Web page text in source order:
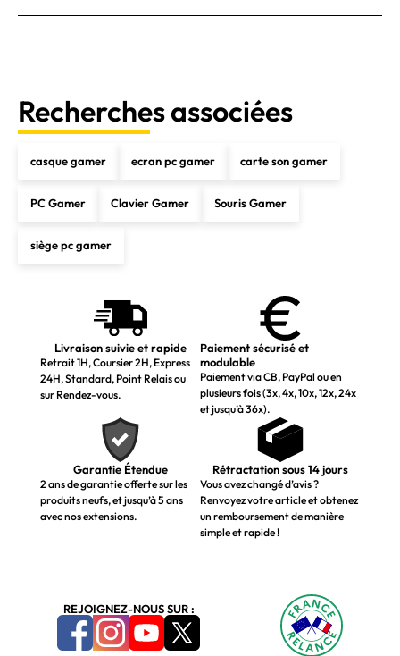
Recherches associées
casque gamer ecran pc gamer carte son gamer
PC Gamer Clavier Gamer Souris Gamer
siège pc gamer
Livraison suivie et rapide
Retrait 1H, Coursier 2H, Express
24H, Standard, Point Relais ou
sur Rendez-vous.
Paiement sécurisé et
modulable
Paiement via CB, PayPal ou en
plusieurs fois (3x, 4x, 10x, 12x, 24x
et jusqu’à 36x).
Garantie Étendue
2 ans de garantie offerte sur les
produits neufs, et jusqu’à 5 ans
avec nos extensions.
Rétractation sous 14 jours
Vous avez changé d’avis ?
Renvoyez votre article et obtenez
un remboursement de manière
simple et rapide !
REJOIGNEZ-NOUS SUR :